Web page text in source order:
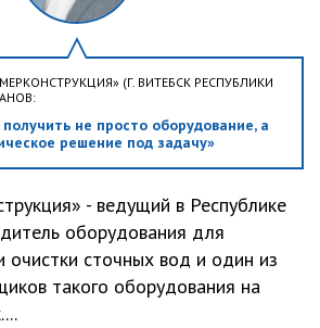
(Г. ВИТЕБСК РЕСПУБЛИКИ
не просто оборудование, а
решение под задачу»
- ведущий в Республике
оборудования для
очистки сточных вод и один из
такого оборудования на